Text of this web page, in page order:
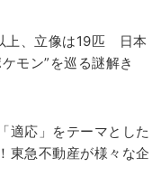
上、立像は19匹 日本
モン”を巡る謎解き
適応」をテーマとした
東急不動産が様々な企